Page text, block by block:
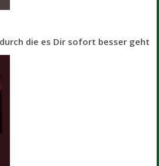
die es Dir sofort besser geht